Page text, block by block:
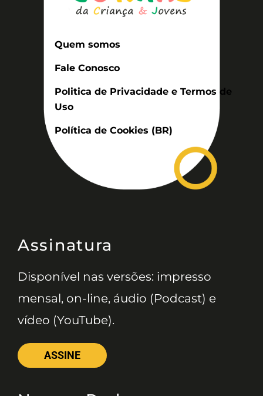
Quem somos
Fale Conosco
Politica de Privacidade e Termos de
Uso
Política de Cookies (BR)
Assinatura
Disponível nas versões: impresso
mensal, on-line, áudio (Podcast) e
vídeo (YouTube).
ASSINE